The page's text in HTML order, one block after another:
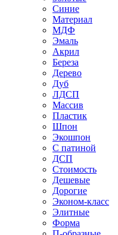
Синие
Материал
МДФ
Эмаль
Акрил
Береза
Дерево
Дуб
ЛДСП
Массив
Пластик
Шпон
Экошпон
С патиной
ДСП
Стоимость
Дешевые
Дорогие
Эконом-класс
Элитные
Форма